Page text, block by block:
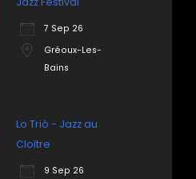
7 Sep 26
Gréoux-Les-
Bains
Lo Triò - Jazz au
Cloître
9 Sep 26